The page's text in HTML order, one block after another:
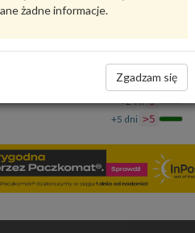
żadne informacje.
Zgadzam się
VAG
Dostępność
Wrocław 0
+24 h 5
+5 dni >5